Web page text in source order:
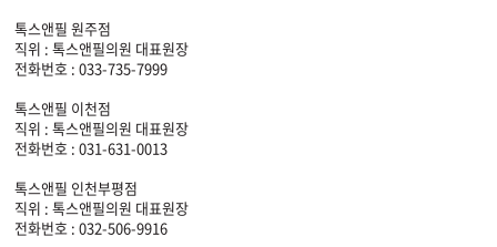
톡스앤필 원주점
직위 : 톡스앤필의원 대표원장
전화번호 : 033-735-7999
톡스앤필 이천점
직위 : 톡스앤필의원 대표원장
전화번호 : 031-631-0013
톡스앤필 인천부평점
직위 : 톡스앤필의원 대표원장
전화번호 : 032-506-9916